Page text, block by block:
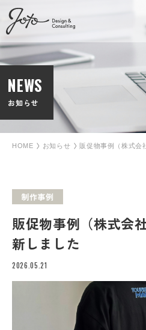
NEWS
お知らせ
HOME お知らせ 販促物事例（株式会
制作事例
販促物事例（株式会
新しました
2026.05.21